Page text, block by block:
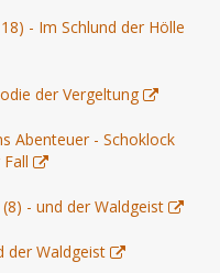
- Im Schlund der Hölle
der Vergeltung
Abenteuer - Schoklock
- und der Waldgeist
der Waldgeist